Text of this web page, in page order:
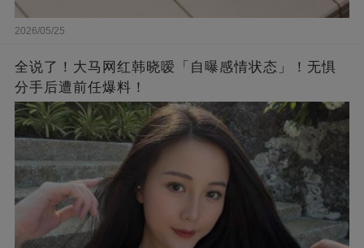
2026/05/25
全说了！大马网红韩晓嗳「自曝感情状态」！无惧
分手后遭前任爆料！